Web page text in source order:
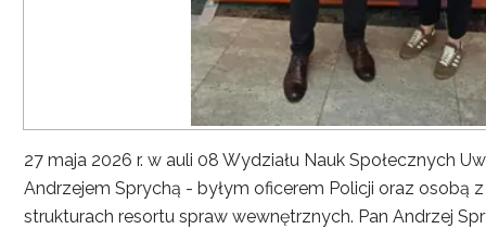
27 maja 2026 r. w auli 08 Wydziału Nauk Społecznych
Andrzejem Sprychą - byłym oficerem Policji oraz osobą
strukturach resortu spraw wewnętrznych. Pan Andrzej